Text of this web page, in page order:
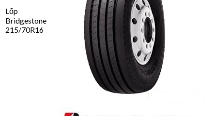
Lốp
Bridgestone
215/70R16